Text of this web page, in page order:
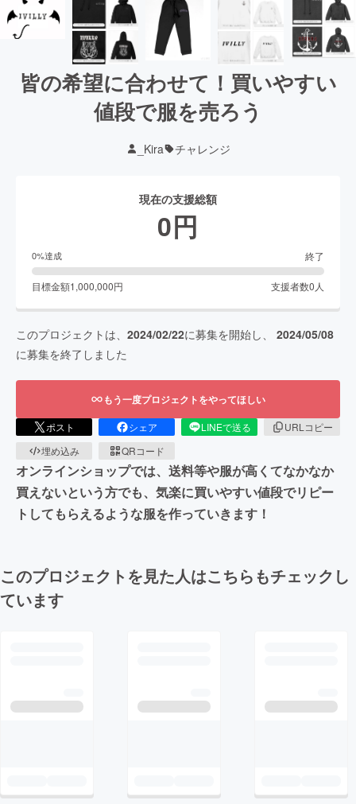
皆の希望に合わせて！買いやすい
値段で服を売ろう
_Kira チャレンジ
現在の支援総額
0円
0%達成 終了
目標金額1,000,000円 支援者数0 人
このプロジェクトは、 2024/02/22に募集を開始し、 2024/05/08
に募集を終了しました
もう一度プロジェクトをやってほしい
ポスト シェア LINEで送る
URLコピー
埋め込み
QRコード
オンラインショップでは、送料等や服が高くてなかなか
買えないという方でも、気楽に買いやすい値段でリピー
トしてもらえるような服を作っていきます！
このプロジェクトを見た人はこちらもチェックし
ています